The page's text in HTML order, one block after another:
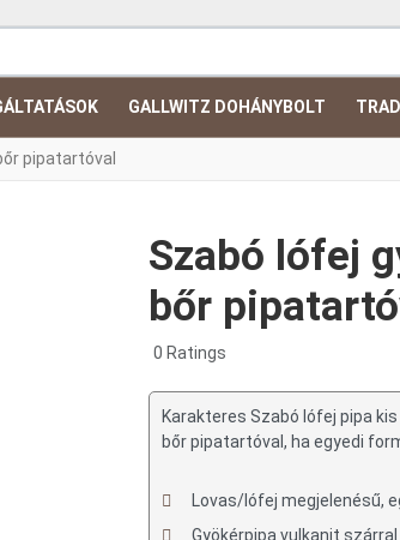
GALLWITZ DOHÁNYBOLT
pipatartóval
Szabó lófej
bőr
0 Ratings
Karakteres Szabó lófej pipa
bőr pipatartóval, ha egyedi
Lovas/lófej megjelenésű,
Gyökérpipa vulkanit szárral